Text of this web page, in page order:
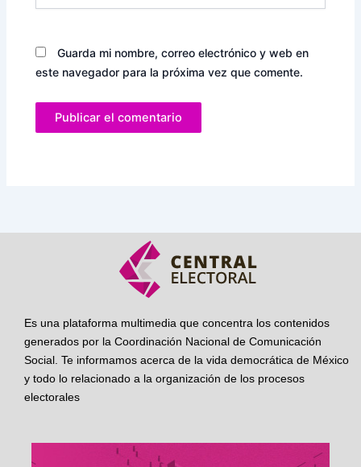
Guarda mi nombre, correo electrónico y web en
este navegador para la próxima vez que comente.
Es una plataforma multimedia que concentra los contenidos
generados por la Coordinación Nacional de Comunicación
Social. Te informamos acerca de la vida democrática de México
y todo lo relacionado a la organización de los procesos
electorales